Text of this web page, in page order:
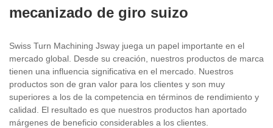
mecanizado de giro suizo
Swiss Turn Machining Jsway juega un papel importante en el
mercado global. Desde su creación, nuestros productos de marca
tienen una influencia significativa en el mercado. Nuestros
productos son de gran valor para los clientes y son muy
superiores a los de la competencia en términos de rendimiento y
calidad. El resultado es que nuestros productos han aportado
márgenes de beneficio considerables a los clientes.